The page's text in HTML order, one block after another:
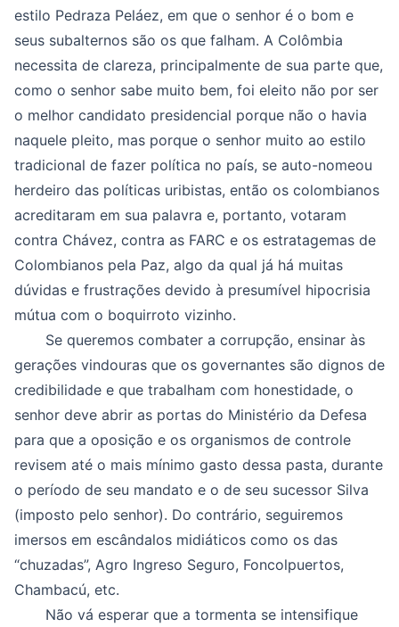
estilo Pedraza Peláez, em que o senhor é o bom e
seus subalternos são os que falham. A Colômbia
necessita de clareza, principalmente de sua parte que,
como o senhor sabe muito bem, foi eleito não por ser
o melhor candidato presidencial porque não o havia
naquele pleito, mas porque o senhor muito ao estilo
tradicional de fazer política no país, se auto-nomeou
herdeiro das políticas uribistas, então os colombianos
acreditaram em sua palavra e, portanto, votaram
contra Chávez, contra as FARC e os estratagemas de
Colombianos pela Paz, algo da qual já há muitas
dúvidas e frustrações devido à presumível hipocrisia
mútua com o boquirroto vizinho.
Se queremos combater a corrupção, ensinar às
gerações vindouras que os governantes são dignos de
credibilidade e que trabalham com honestidade, o
senhor deve abrir as portas do Ministério da Defesa
para que a oposição e os organismos de controle
revisem até o mais mínimo gasto dessa pasta, durante
o período de seu mandato e o de seu sucessor Silva
(imposto pelo senhor). Do contrário, seguiremos
imersos em escândalos midiáticos como os das
“chuzadas”, Agro Ingreso Seguro, Foncolpuertos,
Chambacú, etc.
Não vá esperar que a tormenta se intensifique